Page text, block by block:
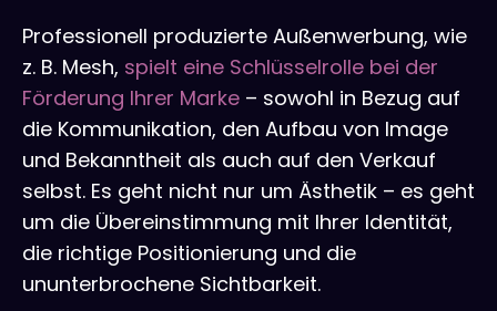
Professionell produzierte Außenwerbung, wie
z. B. Mesh, spielt eine Schlüsselrolle bei der
Förderung Ihrer Marke – sowohl in Bezug auf
die Kommunikation, den Aufbau von Image
und Bekanntheit als auch auf den Verkauf
selbst. Es geht nicht nur um Ästhetik – es geht
um die Übereinstimmung mit Ihrer Identität,
die richtige Positionierung und die
ununterbrochene Sichtbarkeit.